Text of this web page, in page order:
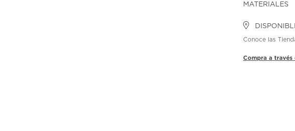
MATERIALES
Conoce las
Compra a través